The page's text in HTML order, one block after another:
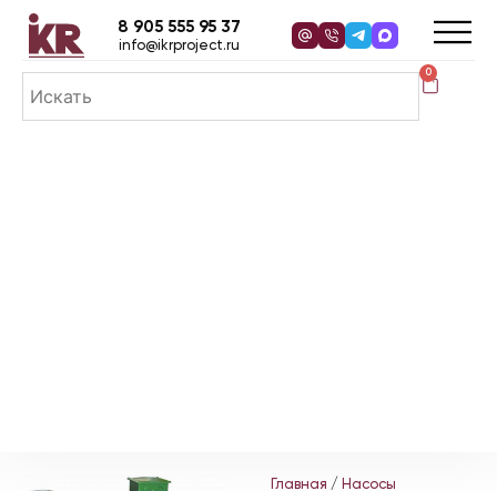
0
8 905 555 95 37
info@ikrproject.ru
Главная / Насосы